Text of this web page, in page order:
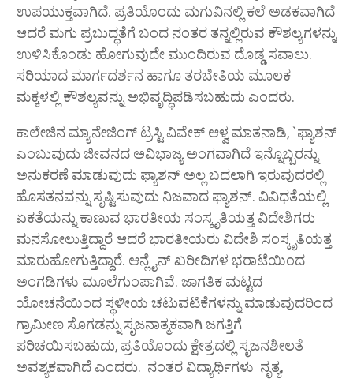
ಉಪಯುಕ್ತವಾಗಿದೆ. ಪ್ರತಿಯೊಂದು ಮಗುವಿನಲ್ಲಿ ಕಲೆ ಅಡಕವಾಗಿದೆ
ಆದರೆ ಮಗು ಪ್ರಬುದ್ಧತೆಗೆ ಬಂದ ನಂತರ ತನ್ನಲ್ಲಿರುವ ಕೌಶಲ್ಯಗಳನ್ನು
ಉಳಿಸಿಕೊಂಡು ಹೋಗುವುದೇ ಮುಂದಿರುವ ದೊಡ್ಡ ಸವಾಲು.
ಸರಿಯಾದ ಮಾರ್ಗದರ್ಶನ ಹಾಗೂ ತರಬೇತಿಯ ಮೂಲಕ
ಮಕ್ಕಳಲ್ಲಿ ಕೌಶಲ್ಯವನ್ನು ಅಭಿವೃದ್ಧಿಪಡಿಸಬಹುದು ಎಂದರು.
ಕಾಲೇಜಿನ ಮ್ಯಾನೇಜಿಂಗ್ ಟ್ರಸ್ಟಿ ವಿವೇಕ್ ಆಳ್ವ ಮಾತನಾಡಿ, `ಫ್ಯಾಶನ್
ಎಂಬುವುದು ಜೀವನದ ಅವಿಭಾಜ್ಯ ಅಂಗವಾಗಿದೆ ಇನ್ನೊಬ್ಬರನ್ನು
ಅನುಕರಣೆ ಮಾಡುವುದು ಫ್ಯಾಶನ್ ಅಲ್ಲ ಬದಲಾಗಿ ಇರುವುದರಲ್ಲಿ
ಹೊಸತನವನ್ನು ಸೃಷ್ಟಿಸುವುದು ನಿಜವಾದ ಫ್ಯಾಶನ್. ವಿವಿಧತೆಯಲ್ಲಿ
ಏಕತೆಯನ್ನು ಕಾಣುವ ಭಾರತೀಯ ಸಂಸ್ಕೃತಿಯತ್ತ ವಿದೇಶಿಗರು
ಮನಸೋಲುತ್ತಿದ್ದಾರೆ ಆದರೆ ಭಾರತೀಯರು ವಿದೇಶಿ ಸಂಸ್ಕೃತಿಯತ್ತ
ಮಾರುಹೋಗುತ್ತಿದ್ದಾರೆ. ಆನ್ಲೈನ್ ಖರೀದಿಗಳ ಭರಾಟೆಯಿಂದ
ಅಂಗಡಿಗಳು ಮೂಲೆಗುಂಪಾಗಿವೆ. ಜಾಗತಿಕ ಮಟ್ಟದ
ಯೋಚನೆಯಿಂದ ಸ್ಥಳೀಯ ಚಟುವಟಿಕೆಗಳನ್ನು ಮಾಡುವುದರಿಂದ
ಗ್ರಾಮೀಣ ಸೊಗಡನ್ನು ಸೃಜನಾತ್ಮಕವಾಗಿ ಜಗತ್ತಿಗೆ
ಪರಿಚಯಿಸಬಹುದು, ಪ್ರತಿಯೊಂದು ಕ್ಷೇತ್ರದಲ್ಲಿ ಸೃಜನಶೀಲತೆ
ಅವಶ್ಯಕವಾಗಿದೆ ಎಂದರು. ನಂತರ ವಿದ್ಯಾರ್ಥಿಗಳು ನೃತ್ಯ,